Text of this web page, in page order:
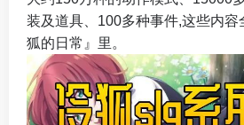
装及道具、100多种事件,这些内容
狐的日常』里。